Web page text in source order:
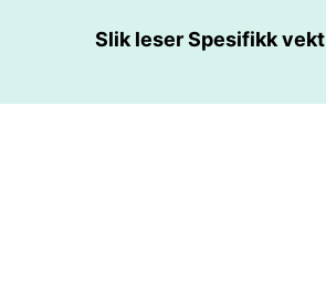
Slik leser Spesifikk